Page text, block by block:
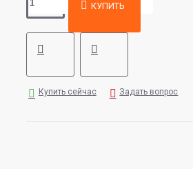
КУПИТЬ
Купить сейчас Задать вопрос